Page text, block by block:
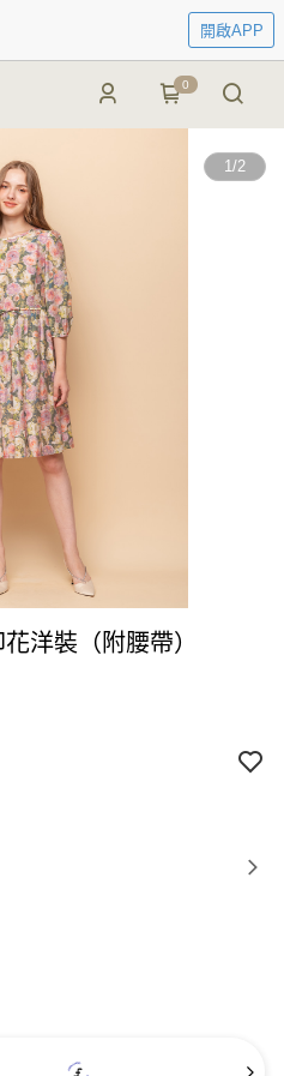
開啟APP
0
1/2
洋裝（附腰帶）